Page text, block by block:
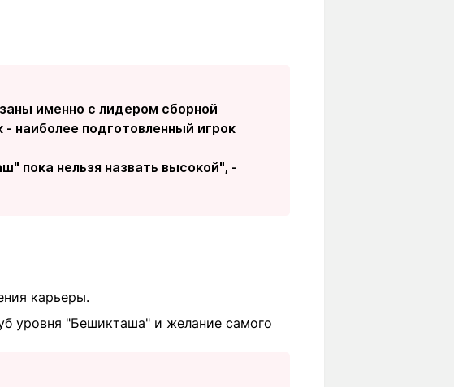
именно с лидером сборной
наиболее подготовленный игрок
пока нельзя назвать высокой", -
карьеры.
уровня "Бешикташа" и желание самого